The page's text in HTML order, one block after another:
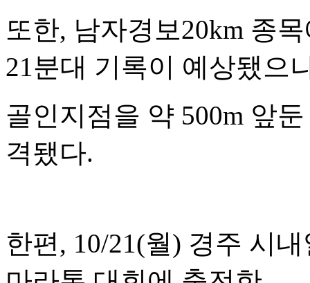
또한, 남자경보20km 종
21분대 기록이 예상됐으
골인지점을 약 500m 앞
격됐다.
한편, 10/21(월) 경주 시